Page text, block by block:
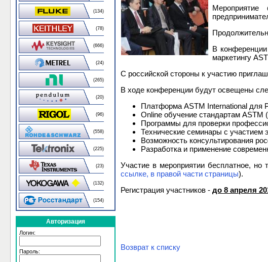
(134)
(78)
(666)
(24)
(265)
(20)
(96)
(558)
(225)
(23)
(132)
(154)
Авторизация
Логин:
Пароль:
В
маркетингу
С российской стороны к участию
В ходе конференции будут освещены
Платформа АSTM International для
Online обучение стандартам ASTM
Программы для проверки
Технические семинары с участием
Возможность консультирования
Разработка и применение
Участие в мероприятии бесплатное, но
ссылке, в правой части страницы).
Регистрация участников - до 8 апреля
Возврат к списку